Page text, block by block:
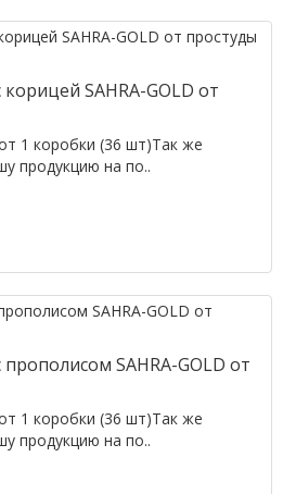
SAHRA-GOLD от
1 коробки (36 шт)Так же
продукцию на по..
SAHRA-GOLD от
1 коробки (36 шт)Так же
продукцию на по..